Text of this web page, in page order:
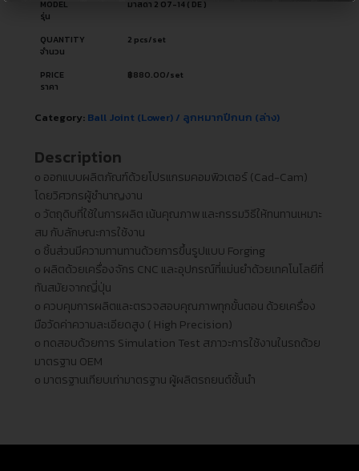
MODEL
รุ่น
มาสด้า 2 07-14 ( DE )
QUANTITY
จำนวน
2 pcs/set
PRICE
ราคา
฿880.00/set
Category: Ball Joint (Lower) / ลูกหมากปีกนก (ล่าง)
Description
ᴏ ออกแบบผลิตภัณฑ์ด้วยโปรแกรมคอมพิวเตอร์ (Cad-Cam)
โดยวิศวกรผู้ชำนาญงาน
ᴏ วัตถุดิบที่ใช้ในการผลิต เน้นคุณภาพ และกรรมวิธีให้ทนทานเหมาะ
สม กับลักษณะการใช้งาน
ᴏ ชิ้นส่วนมีความทานทานด้วยการขึ้นรูปแบบ Forging
ᴏ ผลิตด้วยเครื่องจักร CNC และอุปกรณ์ที่แม่นยำด้วยเทคโนโลยีที่
ทันสมัยจากญี่ปุ่น
ᴏ ควบคุมการผลิตและตรวจสอบคุณภาพทุกขั้นตอน ด้วยเครื่อง
มือวัดค่าความละเอียดสูง ( High Precision)
ᴏ ทดสอบด้วยการ Simulation Test สภาวะการใช้งานในรถด้วย
มาตรฐาน OEM
ᴏ มาตรฐานเทียบเท่ามาตรฐาน ผู้ผลิตรถยนต์ชั้นนำ